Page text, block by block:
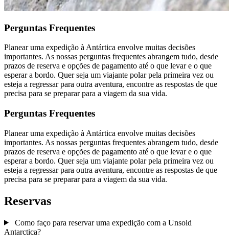
Perguntas Frequentes
Planear uma expedição à Antártica envolve muitas decisões
importantes. As nossas perguntas frequentes abrangem tudo, desde
prazos de reserva e opções de pagamento até o que levar e o que
esperar a bordo. Quer seja um viajante polar pela primeira vez ou
esteja a regressar para outra aventura, encontre as respostas de que
precisa para se preparar para a viagem da sua vida.
Perguntas Frequentes
Planear uma expedição à Antártica envolve muitas decisões
importantes. As nossas perguntas frequentes abrangem tudo, desde
prazos de reserva e opções de pagamento até o que levar e o que
esperar a bordo. Quer seja um viajante polar pela primeira vez ou
esteja a regressar para outra aventura, encontre as respostas de que
precisa para se preparar para a viagem da sua vida.
Reservas
Como faço para reservar uma expedição com a Unsold
Antarctica?